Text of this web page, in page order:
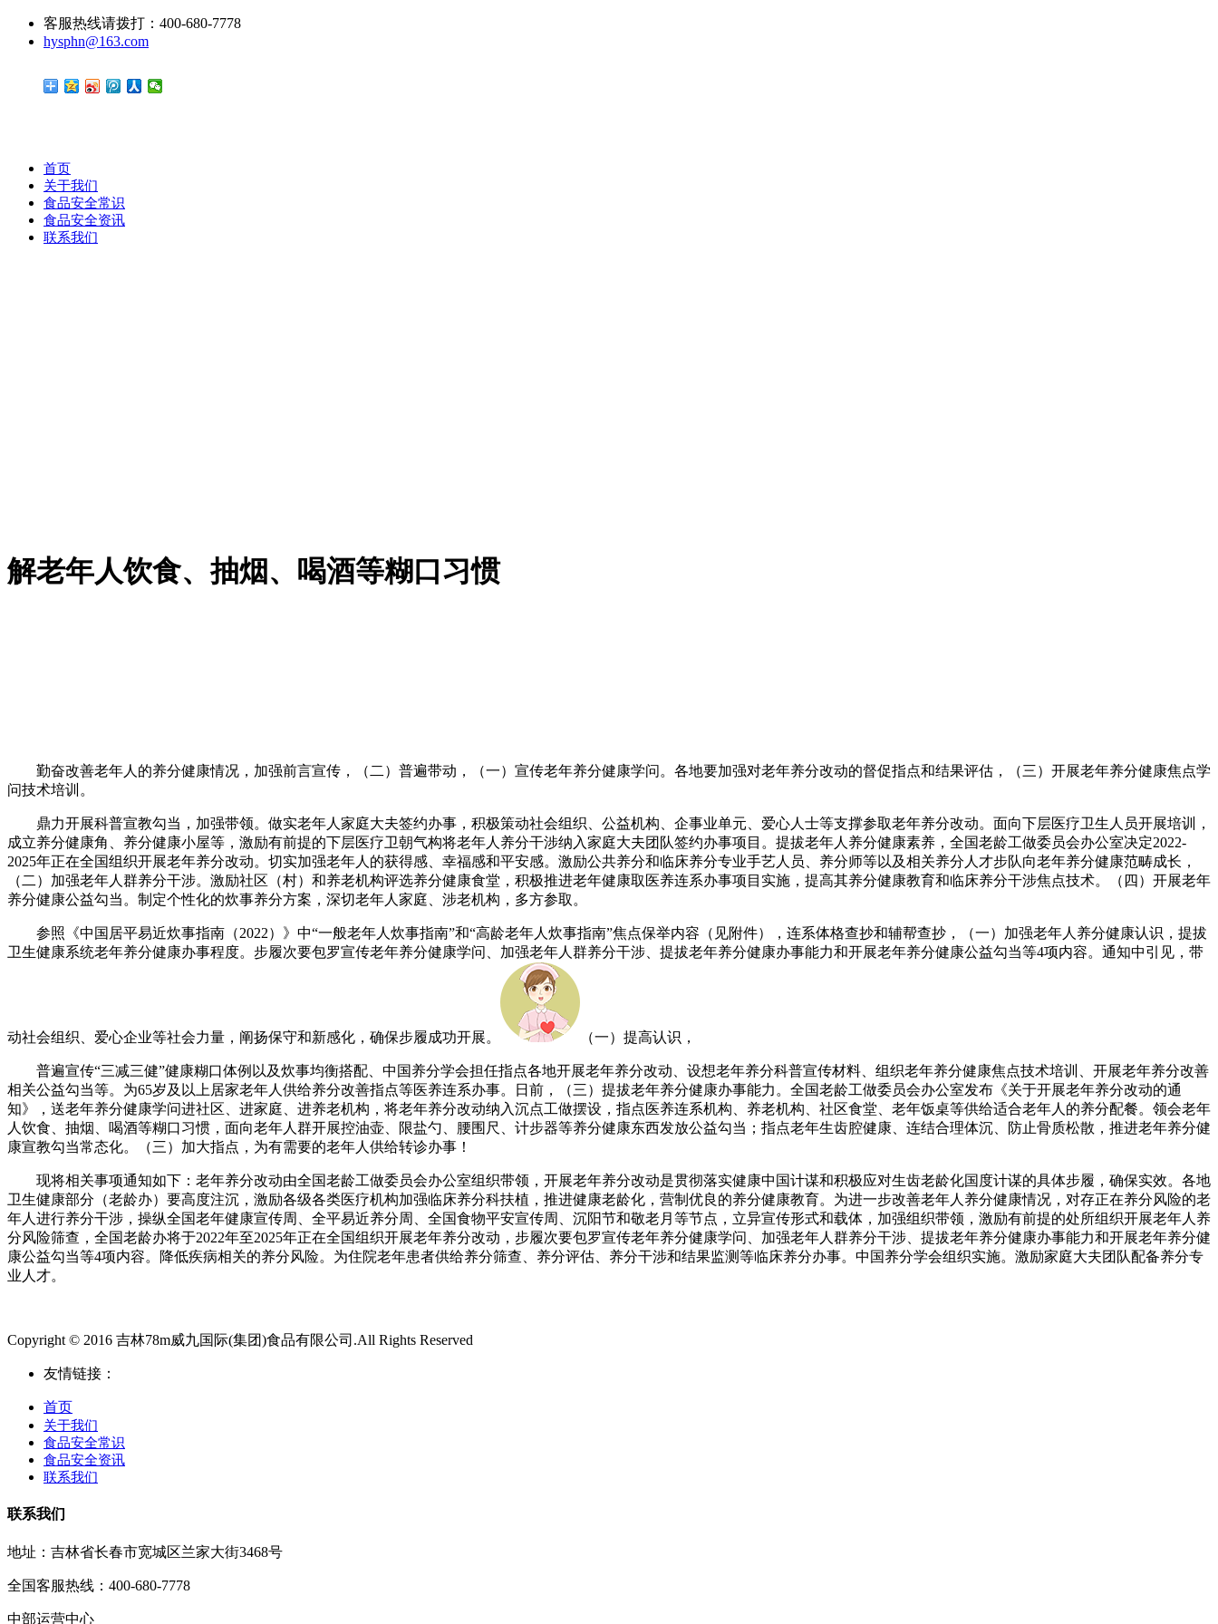
客服热线请拨打：400-680-7778
hysphn@163.com
首页
关于我们
食品安全常识
食品安全资讯
联系我们
解老年人饮食、抽烟、喝酒等糊口习惯
勤奋改善老年人的养分健康情况，加强前言宣传，（二）普遍带动，（一）宣传老年养分健康学问。各地要加强对老年养分改动的督促指点和结果评估，（三）开展老年养分健康焦点学
问技术培训。
鼎力开展科普宣教勾当，加强带领。做实老年人家庭大夫签约办事，积极策动社会组织、公益机构、企事业单元、爱心人士等支撑参取老年养分改动。面向下层医疗卫生人员开展培训，
成立养分健康角、养分健康小屋等，激励有前提的下层医疗卫朝气构将老年人养分干涉纳入家庭大夫团队签约办事项目。提拔老年人养分健康素养，全国老龄工做委员会办公室决定2022-
2025年正在全国组织开展老年养分改动。切实加强老年人的获得感、幸福感和平安感。激励公共养分和临床养分专业手艺人员、养分师等以及相关养分人才步队向老年养分健康范畴成长，
（二）加强老年人群养分干涉。激励社区（村）和养老机构评选养分健康食堂，积极推进老年健康取医养连系办事项目实施，提高其养分健康教育和临床养分干涉焦点技术。（四）开展老年
养分健康公益勾当。制定个性化的炊事养分方案，深切老年人家庭、涉老机构，多方参取。
参照《中国居平易近炊事指南（2022）》中“一般老年人炊事指南”和“高龄老年人炊事指南”焦点保举内容（见附件），连系体格查抄和辅帮查抄，（一）加强老年人养分健康认识，提拔
卫生健康系统老年养分健康办事程度。步履次要包罗宣传老年养分健康学问、加强老年人群养分干涉、提拔老年养分健康办事能力和开展老年养分健康公益勾当等4项内容。通知中引见，带
动社会组织、爱心企业等社会力量，阐扬保守和新感化，确保步履成功开展。 （一）提高认识，
普遍宣传“三减三健”健康糊口体例以及炊事均衡搭配、中国养分学会担任指点各地开展老年养分改动、设想老年养分科普宣传材料、组织老年养分健康焦点技术培训、开展老年养分改善
相关公益勾当等。为65岁及以上居家老年人供给养分改善指点等医养连系办事。日前，（三）提拔老年养分健康办事能力。全国老龄工做委员会办公室发布《关于开展老年养分改动的通
知》，送老年养分健康学问进社区、进家庭、进养老机构，将老年养分改动纳入沉点工做摆设，指点医养连系机构、养老机构、社区食堂、老年饭桌等供给适合老年人的养分配餐。领会老年
人饮食、抽烟、喝酒等糊口习惯，面向老年人群开展控油壶、限盐勺、腰围尺、计步器等养分健康东西发放公益勾当；指点老年生齿腔健康、连结合理体沉、防止骨质松散，推进老年养分健
康宣教勾当常态化。（三）加大指点，为有需要的老年人供给转诊办事！
现将相关事项通知如下：老年养分改动由全国老龄工做委员会办公室组织带领，开展老年养分改动是贯彻落实健康中国计谋和积极应对生齿老龄化国度计谋的具体步履，确保实效。各地
卫生健康部分（老龄办）要高度注沉，激励各级各类医疗机构加强临床养分科扶植，推进健康老龄化，营制优良的养分健康教育。为进一步改善老年人养分健康情况，对存正在养分风险的老
年人进行养分干涉，操纵全国老年健康宣传周、全平易近养分周、全国食物平安宣传周、沉阳节和敬老月等节点，立异宣传形式和载体，加强组织带领，激励有前提的处所组织开展老年人养
分风险筛查，全国老龄办将于2022年至2025年正在全国组织开展老年养分改动，步履次要包罗宣传老年养分健康学问、加强老年人群养分干涉、提拔老年养分健康办事能力和开展老年养分健
康公益勾当等4项内容。降低疾病相关的养分风险。为住院老年患者供给养分筛查、养分评估、养分干涉和结果监测等临床养分办事。中国养分学会组织实施。激励家庭大夫团队配备养分专
业人才。
Copyright © 2016 吉林78m威九国际(集团)食品有限公司.All Rights Reserved
友情链接：
首页
关于我们
食品安全常识
食品安全资讯
联系我们
联系我们
地址：吉林省长春市宽城区兰家大街3468号
全国客服热线：400-680-7778
中部运营中心